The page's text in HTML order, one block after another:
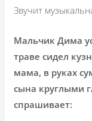
Звучит
Мальчик Дима
траве сидел
мама, в руках
сына круглыми
спрашивает: